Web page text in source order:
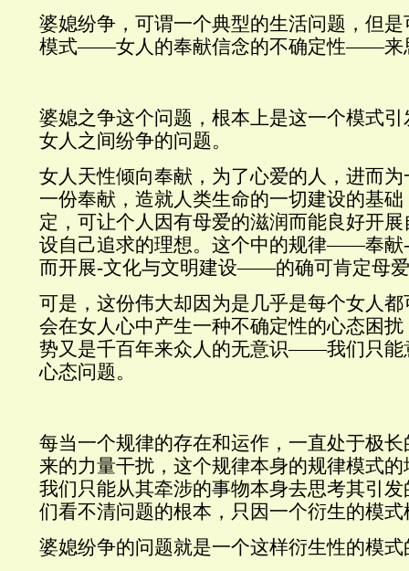
婆媳纷争，可谓一个典型的生活问题，但
模式——女人的奉献信念的不确定性——来
婆媳之争这个问题，根本上是这一个模式
女人之间纷争的问题。
女人天性倾向奉献，为了心爱的人，进而
一份奉献，造就人类生命的一切建设的基
定，可让个人因有母爱的滋润而能良好开
设自己追求的理想。这个中的规律——奉献
而开展-文化与文明建设——的确可肯定母
可是，这份伟大却因为是几乎是每个女人
会在女人心中产生一种不确定性的心态困
势又是千百年来众人的无意识——我们只能
心态问题。
每当一个规律的存在和运作，一直处于极
来的力量干扰，这个规律本身的规律模式
我们只能从其牵涉的事物本身去思考其引
们看不清问题的根本，只因一个衍生的模
婆媳纷争的问题就是一个这样衍生性的模式